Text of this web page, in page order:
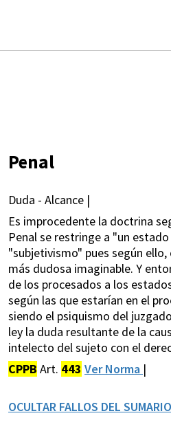
Penal
Duda - Alcance |
Es improcedente la doctrina
Penal se restringe a "un
"subjetivismo" pues según
más dudosa imaginable. Y
de los procesados a los
según las que estarían en el
siendo el psiquismo del
ley la duda resultante de la
intelecto del sujeto con el
CPPB Art. 443 Ver Norma |
OCULTAR FALLOS DEL SUMARIO